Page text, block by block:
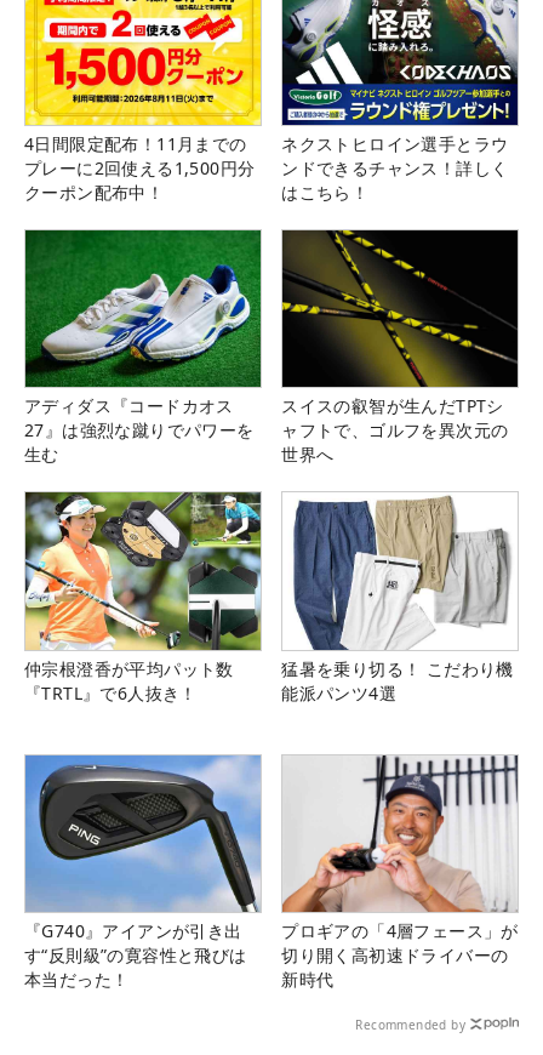
4日間限定配布！11月までの
プレーに2回使える1,500円分
クーポン配布中！
ネクストヒロイン選手とラウ
ンドできるチャンス！詳しく
はこちら！
アディダス『コードカオス
27』は強烈な蹴りでパワーを
生む
スイスの叡智が生んだTPTシ
ャフトで、ゴルフを異次元の
世界へ
仲宗根澄香が平均パット数
『TRTL』で6人抜き！
猛暑を乗り切る！ こだわり機
能派パンツ4選
『G740』アイアンが引き出
す“反則級”の寛容性と飛びは
本当だった！
プロギアの「4層フェース」が
切り開く高初速ドライバーの
新時代
Recommended by